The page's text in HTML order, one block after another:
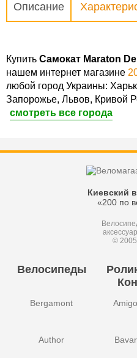
Описание
Купить Самокат Maraton
нашем интернет магазине
любой город Украины:
Запорожье, Львов, Кривой
смотреть все города
Киевский
«200 по
©
Велосипеды
Bergamont
Author